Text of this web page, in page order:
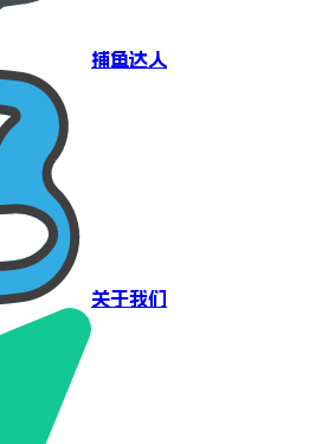
捕鱼达人
关于我们